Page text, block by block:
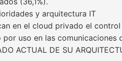
y arquitectura IT
en el cloud privado el
uso en las comunicaciones
ACTUAL DE SU